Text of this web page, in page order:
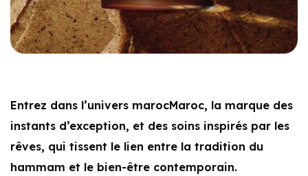
Entrez dans l’univers marocMaroc, la marque des
instants d’exception, et des soins inspirés par les
rêves, qui tissent le lien entre la tradition du
hammam et le bien-être contemporain.